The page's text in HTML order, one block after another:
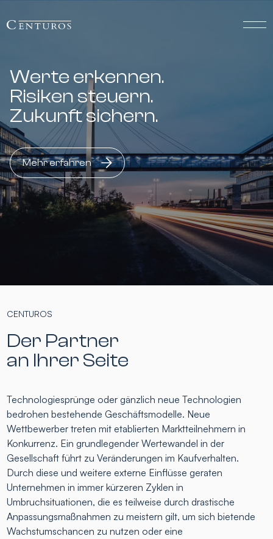
Werte erkennen.
Risiken steuern.
Zukunft sichern.
Mehr erfahren
CENTUROS
Der Partner
an Ihrer Seite
Technologiesprünge oder gänzlich neue Technologien
bedrohen bestehende Geschäftsmodelle. Neue
Wettbewerber treten mit etablierten Marktteilnehmern in
Konkurrenz. Ein grundlegender Wertewandel in der
Gesellschaft führt zu Veränderungen im Kaufverhalten.
Durch diese und weitere externe Einflüsse geraten
Unternehmen in immer kürzeren Zyklen in
Umbruchsituationen, die es teilweise durch drastische
Anpassungsmaßnahmen zu meistern gilt, um sich bietende
Wachstumschancen zu nutzen oder eine